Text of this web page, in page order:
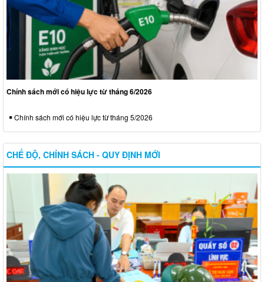
Chính sách mới có hiệu lực từ tháng 6/2026
Chính sách mới có hiệu lực từ tháng 5/2026
CHẾ ĐỘ, CHÍNH SÁCH - QUY ĐỊNH MỚI